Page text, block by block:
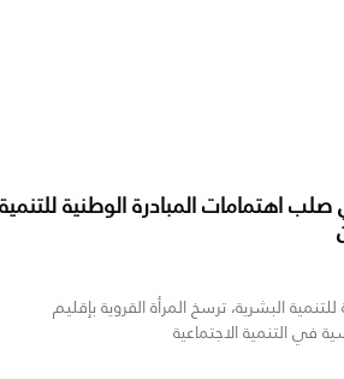
اهتمامات المبادرة الوطنية للتنمية
البشرية، ترسخ المرأة القروية بإقليم
في التنمية الاجتماعية